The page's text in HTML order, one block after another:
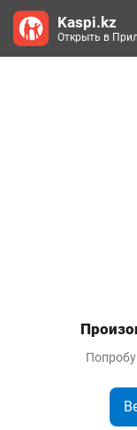
Kaspi.kz
Открыть в